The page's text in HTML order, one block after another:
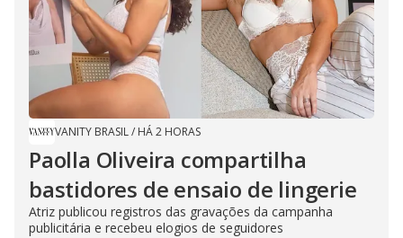
VANITY BRASIL/ HÁ 2 HORAS
Paolla Oliveira compartilha
bastidores de ensaio de lingerie
Atriz publicou registros das gravações da campanha
publicitária e recebeu elogios de seguidores